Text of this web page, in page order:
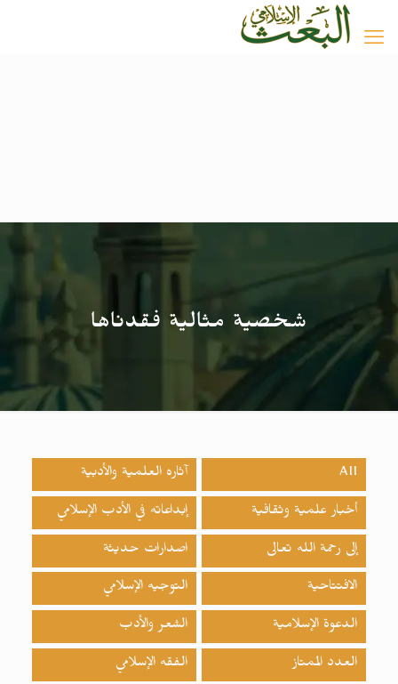
شخصية مثالية فقدناها
All آثاره العلمية والأدبية
أخبار علمية وثقافية إبداعاته في الأدب الإسلامي
إلى رحمة الله تعالى اصدارات حدیثة
الافتتاحية التوجيه الإسلامي
الدعوة الإسلامية الشعر والأدب
العدد الممتاز الفقه الإسلامي